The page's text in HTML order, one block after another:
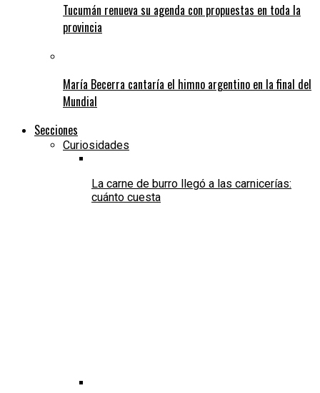
Tucumán renueva su agenda con propuestas en toda la
provincia
María Becerra cantaría el himno argentino en la final del
Mundial
Secciones
Curiosidades
La carne de burro llegó a las carnicerías:
cuánto cuesta